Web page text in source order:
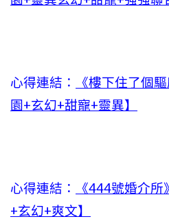
心得連結：
《樓下住了個
園+玄幻+甜寵+靈異】
心得連結：
《444號婚介
+玄幻+爽文】